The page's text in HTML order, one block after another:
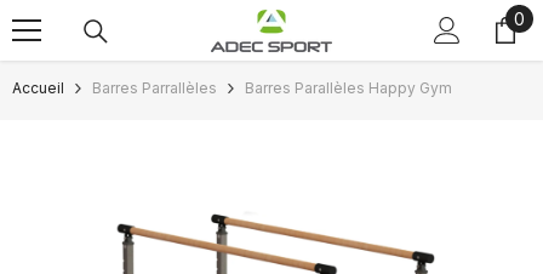
Passer au contenu 0
0
Accueil Barres Parrallèles Barres Parallèles Happy Gym